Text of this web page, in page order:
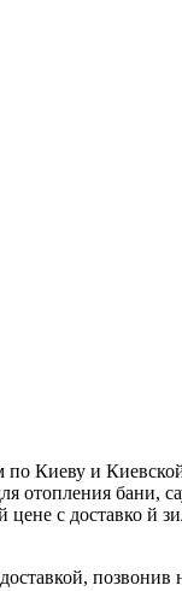
Киеву и
отопления бани,
с доставко й
позвонив